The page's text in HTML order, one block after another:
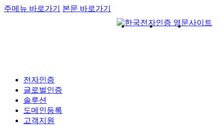
주메뉴 바로가기 본문 바로가기
전자인증
글로벌인증
솔루션
도메인등록
고객지원